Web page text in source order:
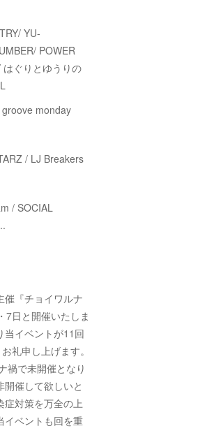
YU-
POWER
はぐりとゆうりの
monday
/ LJ Breakers
/ SOCIAL
催『チョイワルナ
7日と開催いたしま
当イベントが11回
礼申し上げます。
禍で未開催となり
開催して欲しいと
症対策を万全の上
イベントも回を重